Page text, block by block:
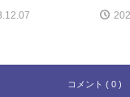
コメント ( 0 )